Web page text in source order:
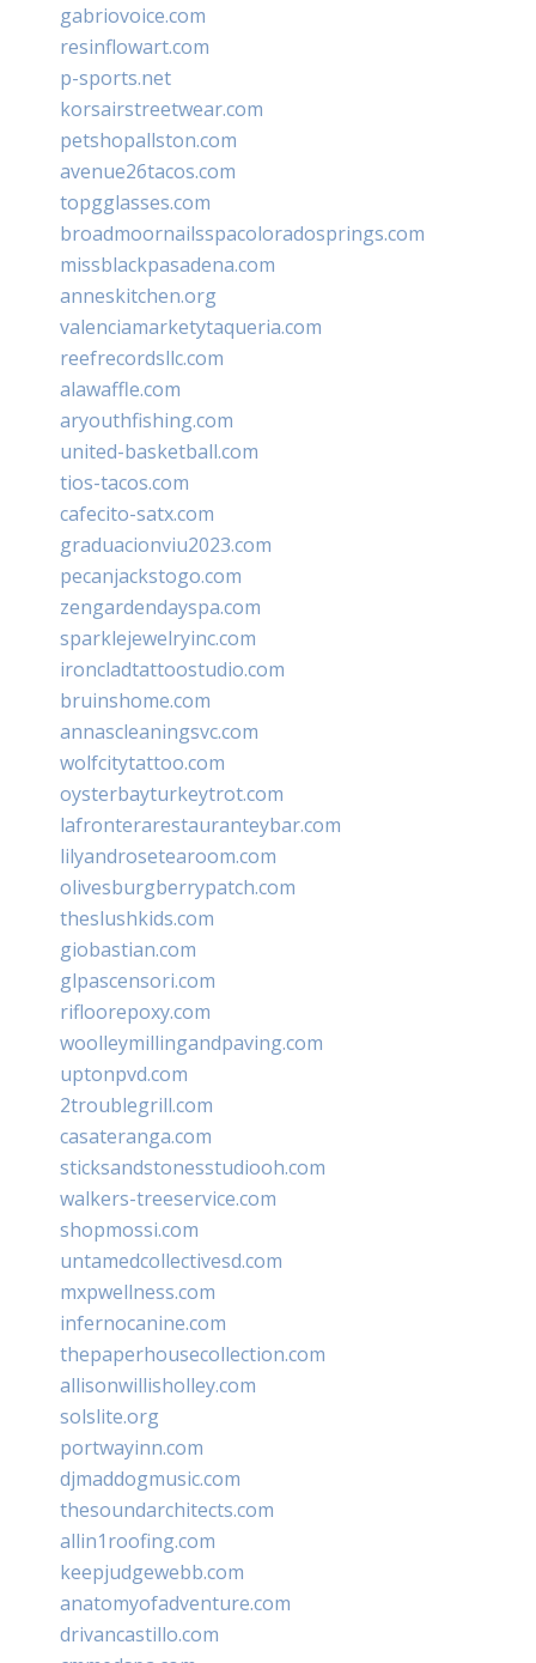
gabriovoice.com
resinflowart.com
p-sports.net
korsairstreetwear.com
petshopallston.com
avenue26tacos.com
topgglasses.com
broadmoornailsspacoloradosprings.com
missblackpasadena.com
anneskitchen.org
valenciamarketytaqueria.com
reefrecordsllc.com
alawaffle.com
aryouthfishing.com
united-basketball.com
tios-tacos.com
cafecito-satx.com
graduacionviu2023.com
pecanjackstogo.com
zengardendayspa.com
sparklejewelryinc.com
ironcladtattoostudio.com
bruinshome.com
annascleaningsvc.com
wolfcitytattoo.com
oysterbayturkeytrot.com
lafronterarestauranteybar.com
lilyandrosetearoom.com
olivesburgberrypatch.com
theslushkids.com
giobastian.com
glpascensori.com
rifloorepoxy.com
woolleymillingandpaving.com
uptonpvd.com
2troublegrill.com
casateranga.com
sticksandstonesstudiooh.com
walkers-treeservice.com
shopmossi.com
untamedcollectivesd.com
mxpwellness.com
infernocanine.com
thepaperhousecollection.com
allisonwillisholley.com
solslite.org
portwayinn.com
djmaddogmusic.com
thesoundarchitects.com
allin1roofing.com
keepjudgewebb.com
anatomyofadventure.com
drivancastillo.com